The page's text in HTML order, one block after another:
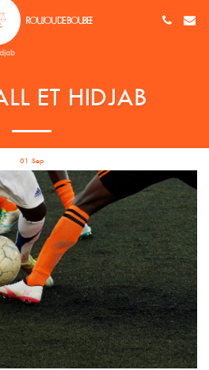
ROUJOU DE BOUBEE
ET HIDJAB
01 Sep